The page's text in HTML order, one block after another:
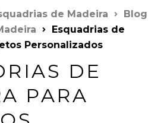
de Madeira
Blog
Esquadrias de
Personalizados
DE
PARA